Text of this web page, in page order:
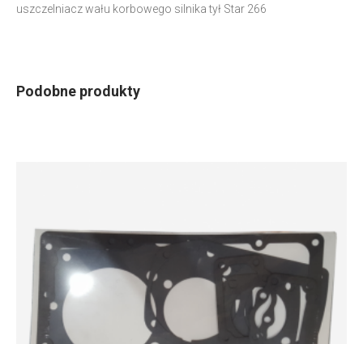
uszczelniacz wału korbowego silnika tył Star 266
Podobne produkty